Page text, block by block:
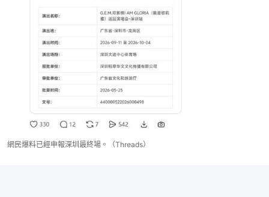
網民爆料已經申報深圳最終場。（Threads）